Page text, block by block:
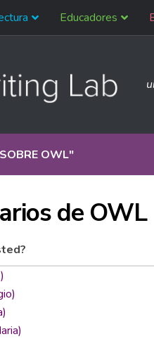
Educadores
OWL"
de OWL